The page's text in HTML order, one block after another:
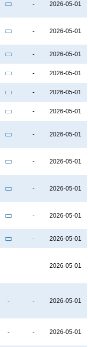
- 2026-05-01
- 2026-05-01
- 2026-05-01
- 2026-05-01
- 2026-05-01
- 2026-05-01
- 2026-05-01
- 2026-05-01
- 2026-05-01
- 2026-05-01
- 2026-05-01
- - 2026-05-01
- - 2026-05-01
- - 2026-05-01